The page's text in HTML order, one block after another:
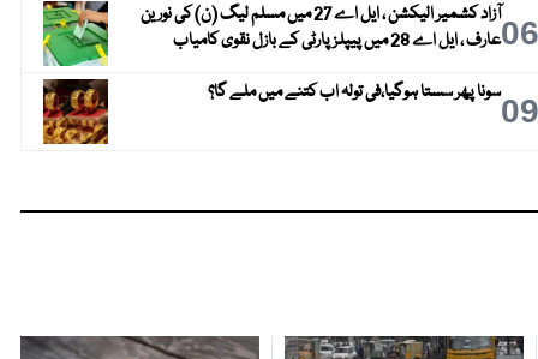
06
آزاد کشمیر الیکشن ، ایل اے 27 میں مسلم لیگ (ن) کی نورین
عارف ، ایل اے 28 میں پیپلز پارٹی کے بازل نقوی کامیاب
09سونا پھر سستا ہوگیا،فی تولہ اب کتنے میں ملے گا؟